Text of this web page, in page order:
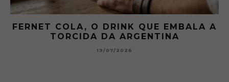
GIBSON: O PICLES QUE MUDOU A
HISTÓRIA DOS MARTINI
15/07/2026